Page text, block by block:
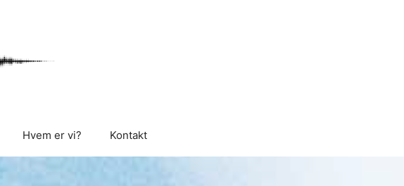
Hvem er vi? Kontakt